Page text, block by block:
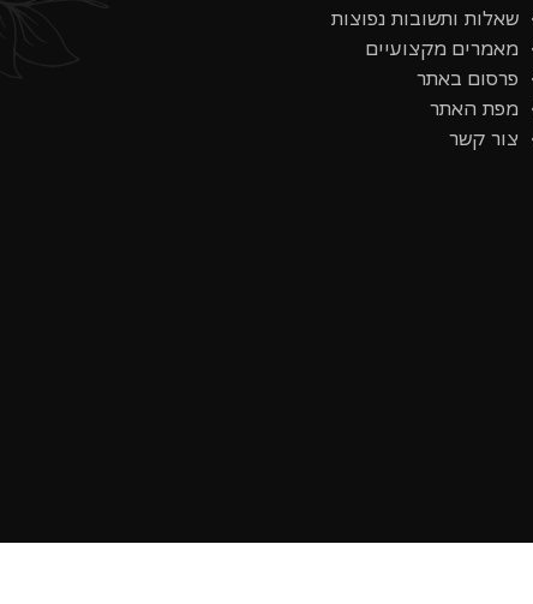
שאלות ותשובות נפוצות
מאמרים מקצועיים
פרסום באתר
מפת האתר
צור קשר